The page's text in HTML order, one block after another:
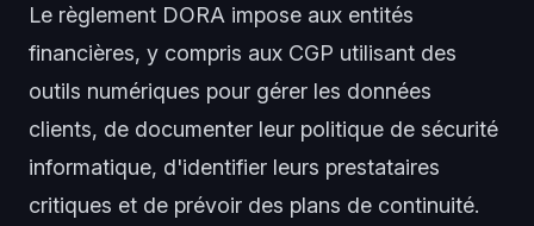
Le règlement DORA impose aux entités
financières, y compris aux CGP utilisant des
outils numériques pour gérer les données
clients, de documenter leur politique de sécurité
informatique, d'identifier leurs prestataires
critiques et de prévoir des plans de continuité.